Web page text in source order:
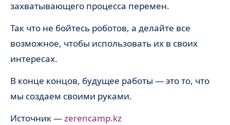
захватывающего процесса перемен.
Так что не бойтесь роботов, а делайте все
возможное, чтобы использовать их в своих
интересах.
В конце концов, будущее работы — это то, что
мы создаем своими руками.
Источник —zerencamp.kz